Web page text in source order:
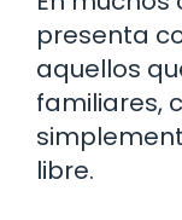
presenta
aquellos
familiares,
libre.